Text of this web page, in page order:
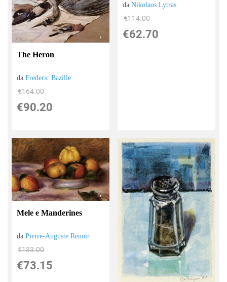
The Heron
daFrederic Bazille
€164.00
€90.20
daNikolaos Lytras
€114.00
€62.70
Mele e Manderines
daPierre-Auguste Renoir
€133.00
€73.15